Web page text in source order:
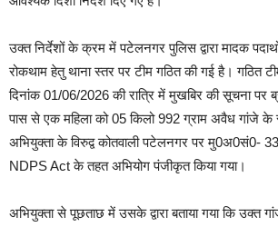
उक्त निर्देशों के क्रम में पटेलनगर पुलिस द्वारा मादक
रोकथाम हेतु थाना स्तर पर टीम गठित की गई है। गठित टीम
दिनांक 01/06/2026 की रात्रि में मुखबिर की सूचना पर
पास से एक महिला को 05 किलो 992 ग्राम अवैध गांजे के
अभियुक्ता के विरुद्व कोतवाली पटेलनगर पर मु0अ0सं0-
NDPS Act के तहत अभियोग पंजीकृत किया गया।
अभियुक्ता से पूछताछ में उसके द्वारा बताया गया कि उक्त